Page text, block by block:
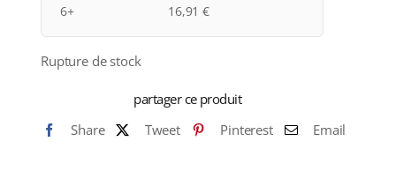
6+
16,91€
Rupture de stock
partager ce produit
Share
Tweet Pinterest Email